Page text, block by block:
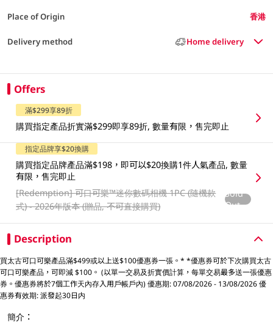
Place of Origin 香港
Delivery method Home delivery
Offers
滿$299享89折
購買指定產品折實滿$299即享89折, 數量有限，售完即止
指定品牌享$20換購
購買指定品牌產品滿$198，即可以$20換購1件人氣產品, 數量
有限，售完即止
[Redemption]可口可樂™️迷你數碼相機 1PC (隨機款
式) - 2026年版本 (贈品, 不可直接購買)
Sold
Out
Description
買太古可口可樂產品滿$499或以上送$100優惠券一張。* *優惠券可於下次購買太古
可口可樂產品，可即減 $100。 (以單一交易及折實價計算，每單交易最多送一張優惠
券。優惠券將於7個工作天內存入用戶帳戶內) 優惠期: 07/08/2026 - 13/08/2026 優
惠券有效期: 派發起30日内
簡介：